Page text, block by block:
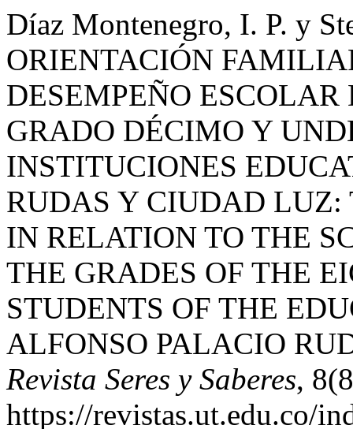
Díaz Montenegro, I. P. y
ORIENTACIÓN
DESEMPEÑO
GRADO DÉCIMO Y
INSTITUCIONES
RUDAS Y CIUDAD
IN RELATION TO THE
THE GRADES OF THE
STUDENTS OF THE
ALFONSO PALACIO
Revista Seres y Saberes,
https://revistas.ut.edu.co/